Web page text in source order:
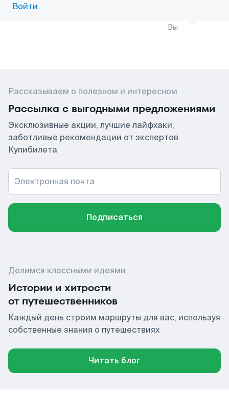
Войти
Вы
Рассказываем о полезном и интересном
Рассылка с выгодными предложениями
Эксклюзивные акции, лучшие лайфхаки,
заботливые рекомендации от экспертов
Купибилета
Электронная почта
Подписаться
Делимся классными идеями
Истории и хитрости
от путешественников
Каждый день строим маршруты для вас, используя
собственные знания о путешествиях
Читать блог